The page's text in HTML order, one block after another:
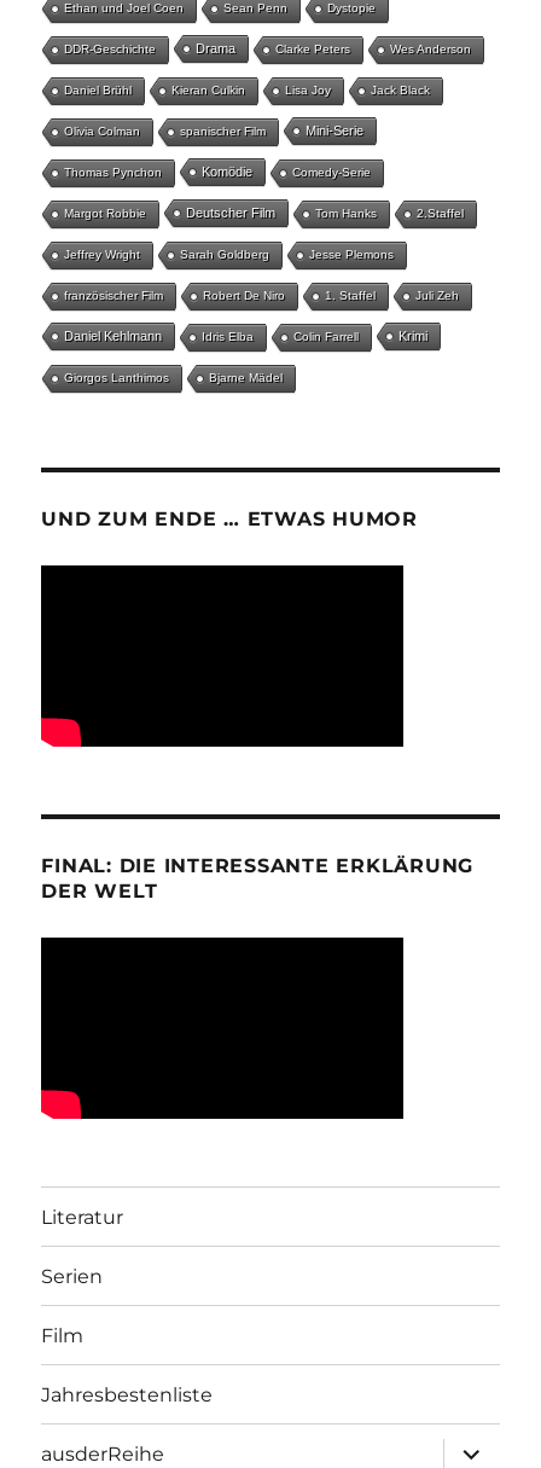
Ethan und Joel Coen Sean Penn Dystopie
DDR-Geschichte Drama Clarke Peters Wes Anderson
Daniel Brühl Kieran Culkin Lisa Joy Jack Black
Olivia Colman spanischer Film Mini-Serie
Thomas Pynchon Komödie Comedy-Serie
Margot Robbie Deutscher Film Tom Hanks 2.Staffel
Jeffrey Wright Sarah Goldberg Jesse Plemons
französischer Film Robert De Niro 1. Staffel Juli Zeh
Daniel Kehlmann Idris Elba Colin Farrell Krimi
Giorgos Lanthimos Bjarne Mädel
UND ZUM ENDE … ETWAS HUMOR
FINAL: DIE INTERESSANTE ERKLÄRUNG
DER WELT
Literatur
Serien
Film
Jahresbestenliste
ausderReihe